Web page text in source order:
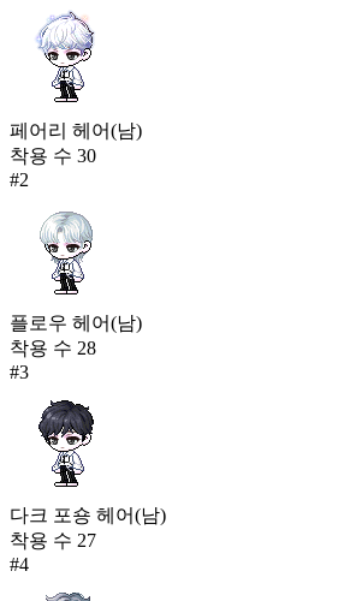
페어리 헤어(남)
착용 수 30
#2
플로우 헤어(남)
착용 수 28
#3
다크 포숑 헤어(남)
착용 수 27
#4